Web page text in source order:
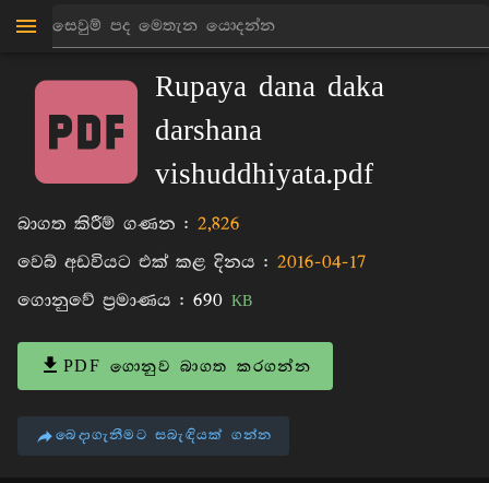
Rupaya dana daka
darshana
vishuddhiyata.pdf
බාගත කිරීම් ගණන : 2,826
වෙබ් අඩවියට එක් කළ දිනය : 2016-04-17
ගොනුවේ ප්‍රමාණය : 690 KB
PDF ගොනුව බාගත කරගන්න
බෙදාගැනීමට සබැඳියක් ගන්න